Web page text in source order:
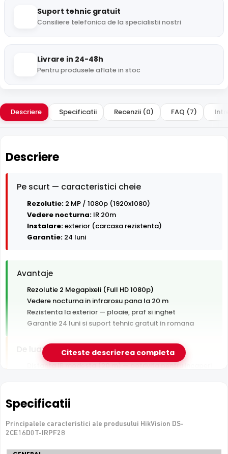
Suport tehnic gratuit
Consiliere telefonica de la specialistii nostri
Livrare in 24-48h
Pentru produsele aflate in stoc
Descriere Specificatii Recenzii (0) FAQ (7)
Descriere
Pe scurt — caracteristici cheie
Rezolutie: 2 MP / 1080p (1920x1080)
Vedere nocturna: IR 20m
Instalare:exterior (carcasa rezistenta)
Garantie: 24 luni
Avantaje
Rezolutie 2 Megapixeli (Full HD 1080p)
Vedere nocturna in infrarosu pana la 20 m
Rezistenta la exterior — ploaie, praf si inghet
Garantie 24 luni si suport tehnic gratuit in romana
De luat in calcul
Distanta IR modesta (20 m) — potrivita pentru incaperi
conecteaza direct la retea
e-Camere.ro recomanda acest produs pentru:
Citeste descrierea completa
Specificatii
Principalele caracteristici ale produsului HikVision DS-
2CE16D0T-IRPF28
Specificatii